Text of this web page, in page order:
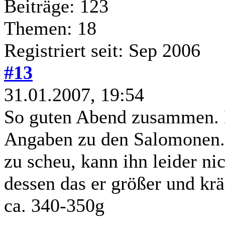
Beiträge: 123
Themen: 18
Registriert seit: Sep 2006
#13
31.01.2007, 19:54
So guten Abend
Angaben zu den
zu scheu, kann ihn leider
dessen das er größer und
ca. 340-350g